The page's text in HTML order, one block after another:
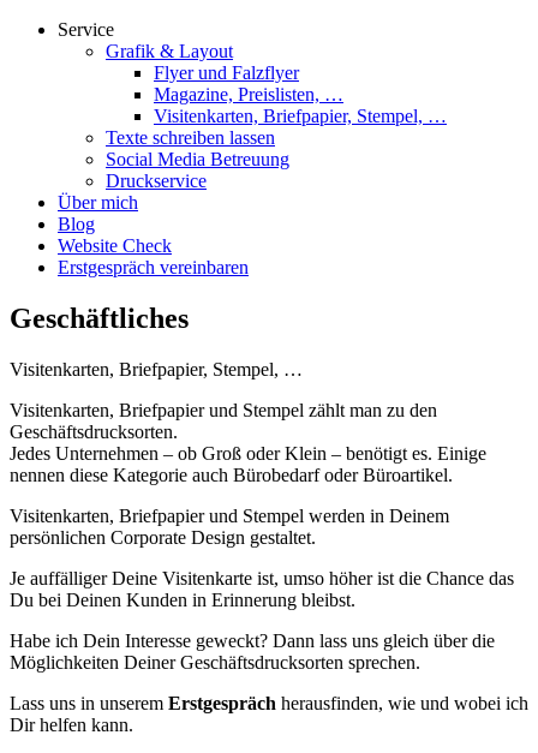
Service
Grafik & Layout
Flyer und Falzflyer
Magazine, Preislisten, …
Visitenkarten, Briefpapier, Stempel, …
Texte schreiben lassen
Social Media Betreuung
Druckservice
Über mich
Blog
Website Check
Erstgespräch vereinbaren
Geschäftliches
Visitenkarten, Briefpapier, Stempel, …
Visitenkarten, Briefpapier und Stempel zählt man zu den
Geschäftsdrucksorten.
Jedes Unternehmen – ob Groß oder Klein – benötigt es. Einige
nennen diese Kategorie auch Bürobedarf oder Büroartikel.
Visitenkarten, Briefpapier und Stempel werden in Deinem
persönlichen Corporate Design gestaltet.
Je auffälliger Deine Visitenkarte ist, umso höher ist die Chance das
Du bei Deinen Kunden in Erinnerung bleibst.
Habe ich Dein Interesse geweckt? Dann lass uns gleich über die
Möglichkeiten Deiner Geschäftsdrucksorten sprechen.
Lass uns in unserem Erstgespräch herausfinden, wie und wobei ich
Dir helfen kann.